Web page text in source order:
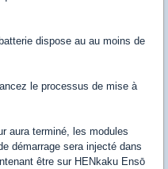
dispose au au moins de
le processus de mise à
aura terminé, les modules
démarrage sera injecté dans
être sur HENkaku Ensō